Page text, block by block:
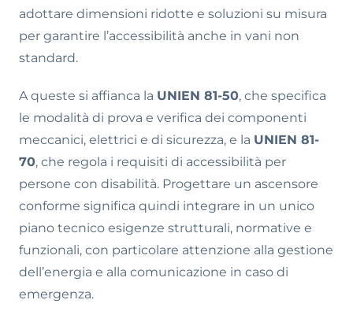
adottare dimensioni ridotte e soluzioni su misura
per garantire l’accessibilità anche in vani non
standard.
A queste si affianca la UNIEN 81-50, che specifica
le modalità di prova e verifica dei componenti
meccanici, elettrici e di sicurezza, e la UNIEN 81-
70, che regola i requisiti di accessibilità per
persone con disabilità. Progettare un ascensore
conforme significa quindi integrare in un unico
piano tecnico esigenze strutturali, normative e
funzionali, con particolare attenzione alla gestione
dell’energia e alla comunicazione in caso di
emergenza.